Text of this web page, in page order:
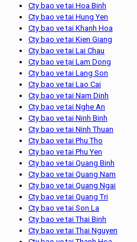
Cty bao ve tai Hoa Binh
Cty bao ve tai Hung Yen
Cty bao ve tai Khanh Hoa
Cty bao ve tai Kien Giang
Cty bao ve tai Lai Chau
Cty bao ve tại Lam Dong
Cty bao ve tai Lang Son
Cty bao ve tai Lao Cai
Cty bao ve tai Nam Dinh
Cty bao ve tai Nghe An
Cty bao ve tai Ninh Binh
Cty bao ve tai Ninh Thuan
Cty bao ve tai Phu Tho
Cty bao ve tai Phu Yen
Cty bao ve tai Quang Binh
Cty bao ve tai Quang Nam
Cty bao ve tai Quang Ngai
Cty bao ve tai Quang Tri
Cty bao ve tai Son La
Cty bao ve tai Thai Binh
Cty bao ve tai Thai Nguyen